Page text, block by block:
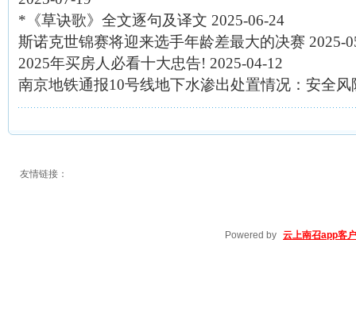
*《草诀歌》全文逐句及译文 2025-06-24
斯诺克世锦赛将迎来选手年龄差最大的决赛 2025-
2025年买房人必看十大忠告! 2025-04-12
南京地铁通报10号线地下水渗出处置情况：安全风
友情链接：
Powered by 云上南召app客